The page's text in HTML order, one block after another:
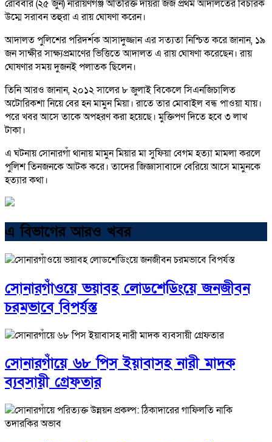
রোববার (২৫ জুন) নারায়ণগঞ্জ অতিরিক্ত দায়রা জজ প্রথম আদালতের বিচারক
উম্মে সরাবন তহুরা এ রায় ঘোষণা করেন।
আদালত পুলিশের পরিদর্শক আসাদুজ্জান এর সত্যতা নিশ্চিত করে জানান, ১৯
জন সাক্ষীর সাক্ষ্যপ্রমাণের ভিত্তিতে আদালত এ রায় ঘোষণা করেছেন। রায়
ঘোষণার সময় দুজনই পলাতক ছিলেন।
তিনি আরও জানান, ২০১২ সালের ৮ জুলাই বিকেলে সিএনজিচালিত
অটোরিকশা নিয়ে বের হন মামুন মিয়া। রাতে তার মোবাইল বন্ধ পাওয়া যায়।
পরে খবর আসে তাকে অপহরণ করা হয়েছে। মুক্তিপণ দিতে হবে ৩ লাখ
টাকা।
এ ঘটনায় সোনারগাঁ থানায় মামুন মিয়ার মা সুফিয়া বেগম হত্যা মামলা করলে
পুলিশ তিনজনকে আটক করে। তাদের জিজ্ঞাসাবাদে বেরিয়ে আসে মামুনকে
হত্যার কথা।
এ বিভাগের আরও খবর
সোনারগাঁওয়ে ভয়াবহ লোডশেডিংয়ে জনজীবন
চরমভাবে বিপর্যস্ত
সোনারগাঁয়ে ৬৮ পিস ইয়াবাসহ নারী মাদক
ব্যবসায়ী গ্রেফতার